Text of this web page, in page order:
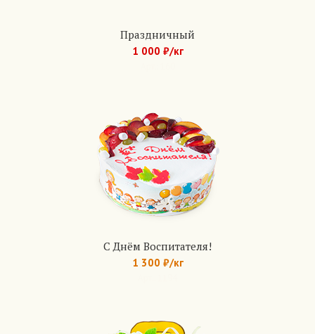
Праздничный
1 000 ₽/кг
С Днём Воспитателя!
1 300 ₽/кг